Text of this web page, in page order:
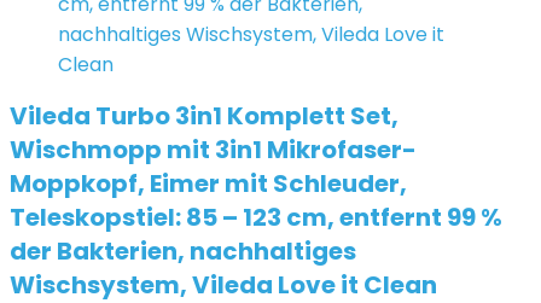
Vileda Turbo 3in1 Komplett Set,
Wischmopp mit 3in1 Mikrofaser-
Moppkopf, Eimer mit Schleuder,
Teleskopstiel: 85 – 123 cm, entfernt 99 %
der Bakterien, nachhaltiges
Wischsystem, Vileda Love it Clean